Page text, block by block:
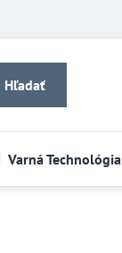
Hľadať
Varná Technológia